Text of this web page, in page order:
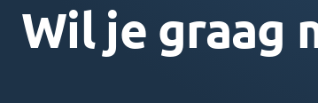
Wil je graag